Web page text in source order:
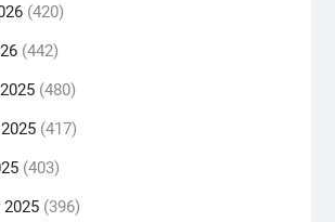
(420)
(442)
(480)
(417)
(403)
(396)